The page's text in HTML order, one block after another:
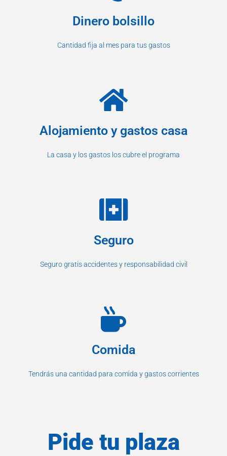
Dinero bolsillo
Cantidad fija al mes para tus gastos
Alojamiento y gastos casa
La casa y los gastos los cubre el programa
Seguro
Seguro gratis accidentes y responsabilidad civil
Comida
Tendrás una cantidad para comida y gastos corrientes
Pide tu plaza